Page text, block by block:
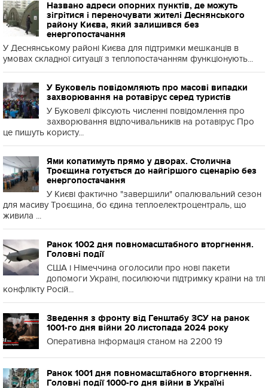
Названо адреси опорних пунктів, де можуть
зігрітися і переночувати жителі Деснянського
району Києва, який залишився без
енергопостачання
У Деснянському районі Києва для підтримки мешканців в
умовах складної ситуації з теплопостачанням функціонують...
У Буковель повідомляють про масові випадки
захворювання на ротавірус серед туристів
У Буковелі фіксують численні повідомлення про
захворювання відпочивальників на ротавірус Про
це пишуть користу...
Ями копатимуть прямо у дворах. Столична
Троєщина готується до найгіршого сценарію без
енергопостачання
У Києві фактично "завершили" опалювальний сезон
для масиву Троєщина, бо єдина теплоелектроцентраль, що
живила ...
Ранок 1002 дня повномасштабного вторгнення.
Головні події
США і Німеччина оголосили про нові пакети
допомоги Україні, посилюючи підтримку країни на тлі
конфлікту Росій...
Зведення з фронту від Генштабу ЗСУ на ранок
1001-го дня війни 20 листопада 2024 року
Оперативна інформація станом на 2200 19
Ранок 1001 дня повномасштабного вторгнення.
Головні події 1000-го дня війни в Україні